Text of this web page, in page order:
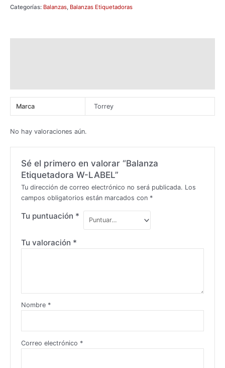
Categorías: Balanzas, Balanzas Etiquetadoras
Marca Torrey
No hay valoraciones aún.
Sé el primero en valorar “Balanza
Etiquetadora W-LABEL”
Tu dirección de correo electrónico no será publicada. Los
campos obligatorios están marcados con *
Tu puntuación *
Tu valoración *
Nombre *
Correo electrónico *